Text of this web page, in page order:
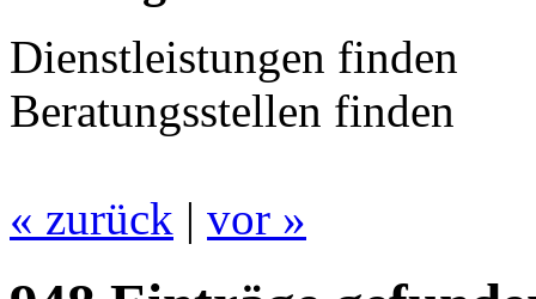
Dienstleistungen finden
Beratungsstellen finden
« zurück | vor »